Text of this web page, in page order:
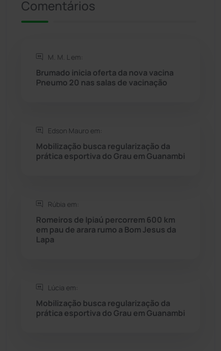
Rio de Contas
Rio do Pires
Sebastião Laranjeiras
Sudoeste Baiano
Tanhaçu (426)
Tecnologia
Urandi (157)
Comentários
M. M. L em:
Brumado inicia oferta da nova vacina
Pneumo 20 nas salas de vacinação
Edson Mauro em:
Mobilização busca regularização da
prática esportiva do Grau em Guanambi
Rúbia em:
Romeiros de Ipiaú percorrem 600 km
em pau de arara rumo a Bom Jesus da
Lapa
Lúcia em:
Mobilização busca regularização da
prática esportiva do Grau em Guanambi